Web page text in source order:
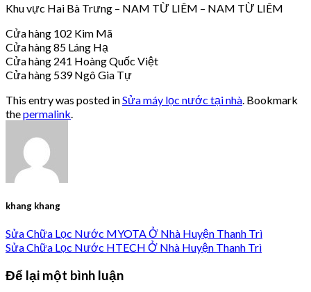
Khu vực Hai Bà Trưng – NAM TỪ LIÊM – NAM TỪ LIÊM
Cửa hàng 102 Kim Mã
Cửa hàng 85 Láng Hạ
Cửa hàng 241 Hoàng Quốc Việt
Cửa hàng 539 Ngô Gia Tự
This entry was posted inSửa máy lọc nước tại nhà . Bookmark
thepermalink
khang khang
Sửa Chữa Lọc Nước MYOTA Ở Nhà Huyện Thanh Trì
Sửa Chữa Lọc Nước HTECH Ở Nhà Huyện Thanh Trì
Để lại một bình luận